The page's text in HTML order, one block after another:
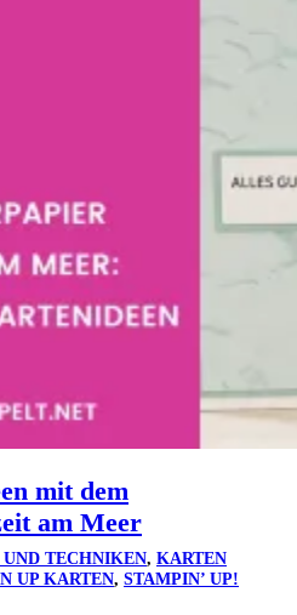
mit dem
am Meer
TECHNIKEN, KARTEN
UP KARTEN, STAMPIN’ UP!